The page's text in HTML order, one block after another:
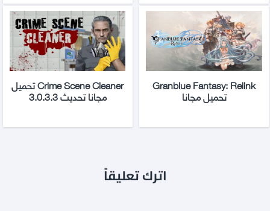
Granblue Fantasy: Relink
تحميل مجانا
Crime Scene Cleaner تحميل
مجانا تحديث 3.0.3.3
اترك تعليقاً